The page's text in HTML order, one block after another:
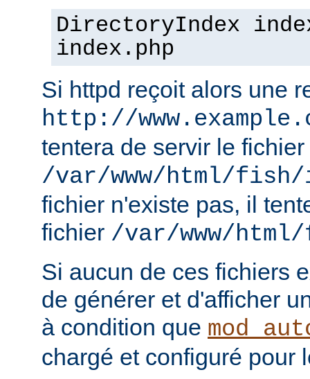
DirectoryIndex
index.php
Si httpd reçoit alors une
http://
tentera de servir le fichier
/var/www/html/
fichier n'existe pas, il
fichier /var/www/
Si aucun de ces fichiers
de générer et d'afficher
à condition que
chargé et configuré pour